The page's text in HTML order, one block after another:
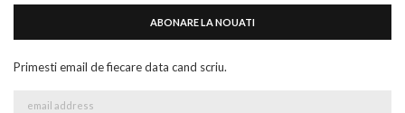
ABONARE LA NOUATI
Primesti email de fiecare data cand scriu.